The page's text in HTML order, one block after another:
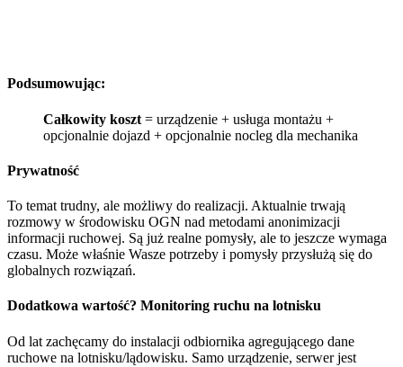
Podsumowując:
Całkowity koszt = urządzenie + usługa montażu +
opcjonalnie dojazd + opcjonalnie nocleg dla mechanika
Prywatność
To temat trudny, ale możliwy do realizacji. Aktualnie trwają
rozmowy w środowisku OGN nad metodami anonimizacji
informacji ruchowej. Są już realne pomysły, ale to jeszcze wymaga
czasu. Może właśnie Wasze potrzeby i pomysły przysłużą się do
globalnych rozwiązań.
Dodatkowa wartość? Monitoring ruchu na lotnisku
Od lat zachęcamy do instalacji odbiornika agregującego dane
ruchowe na lotnisku/lądowisku. Samo urządzenie, serwer jest